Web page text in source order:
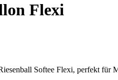
Flexi
Softee Flexi, perfekt für